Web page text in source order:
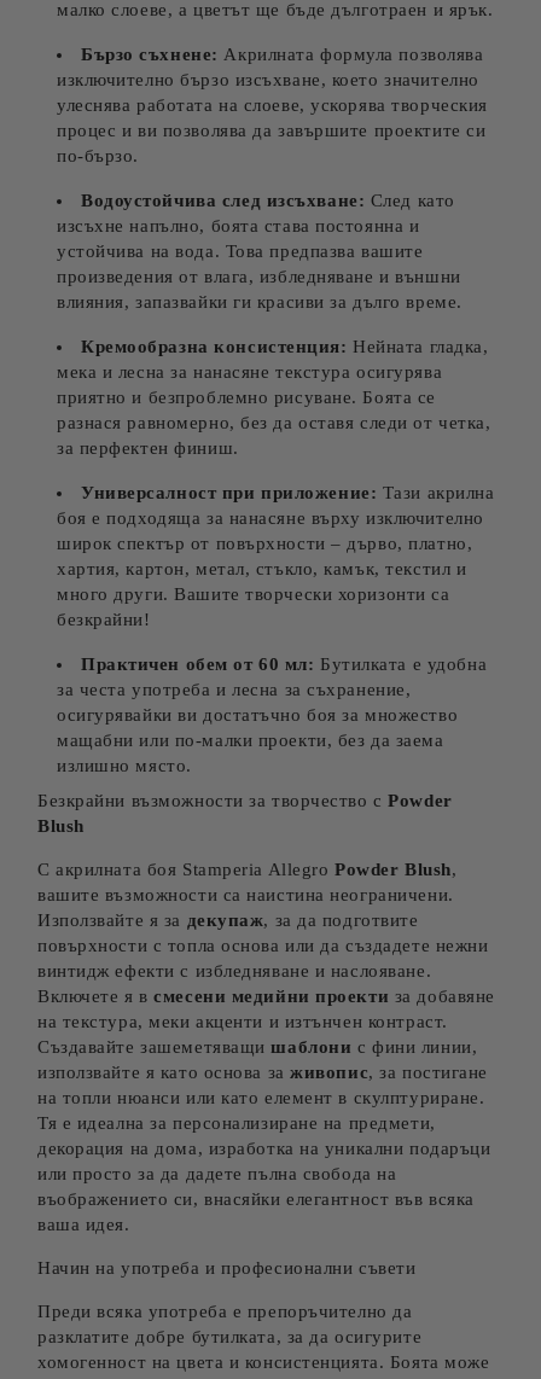
малко слоеве, а цветът ще бъде дълготраен и ярък.
Бързо съхнене: Акрилната формула позволява
изключително бързо изсъхване, което значително
улеснява работата на слоеве, ускорява творческия
процес и ви позволява да завършите проектите си
по-бързо.
Водоустойчива след изсъхване: След като
изсъхне напълно, боята става постоянна и
устойчива на вода. Това предпазва вашите
произведения от влага, избледняване и външни
влияния, запазвайки ги красиви за дълго време.
Кремообразна консистенция: Нейната гладка,
мека и лесна за нанасяне текстура осигурява
приятно и безпроблемно рисуване. Боята се
разнася равномерно, без да оставя следи от четка,
за перфектен финиш.
Универсалност при приложение: Тази акрилна
боя е подходяща за нанасяне върху изключително
широк спектър от повърхности – дърво, платно,
хартия, картон, метал, стъкло, камък, текстил и
много други. Вашите творчески хоризонти са
безкрайни!
Практичен обем от 60 мл: Бутилката е удобна
за честа употреба и лесна за съхранение,
осигурявайки ви достатъчно боя за множество
мащабни или по-малки проекти, без да заема
излишно място.
Безкрайни възможности за творчество сPowder
Blush
С акрилната боя Stamperia AllegroPowder Blush,
вашите възможности са наистина неограничени.
Използвайте я за декупаж, за да подготвите
повърхности с топла основа или да създадете нежни
винтидж ефекти с избледняване и наслояване.
Включете я всмесени медийни проекти за добавяне
на текстура, меки акценти и изтънчен контраст.
Създавайте зашеметяващишаблони с фини линии,
използвайте я като основа заживопис, за постигане
на топли нюанси или като елемент в скулптуриране.
Тя е идеална за персонализиране на предмети,
декорация на дома, изработка на уникални подаръци
или просто за да дадете пълна свобода на
въображението си, внасяйки елегантност във всяка
ваша идея.
Начин на употреба и професионални съвети
Преди всяка употреба е препоръчително да
разклатите добре бутилката, за да осигурите
хомогенност на цвета и консистенцията. Боята може